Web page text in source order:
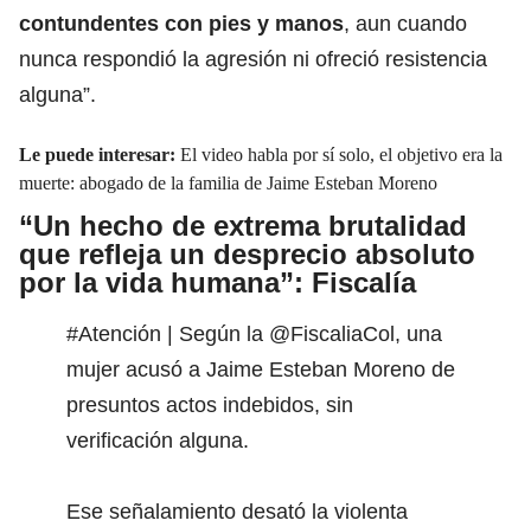
contundentes con pies y manos, aun cuando
nunca respondió la agresión ni ofreció resistencia
alguna”.
Le puede interesar: El video habla por sí solo, el objetivo era la
muerte: abogado de la familia de Jaime Esteban Moreno
“Un hecho de extrema brutalidad
que refleja un desprecio absoluto
por la vida humana”: Fiscalía
#Atención | Según la @FiscaliaCol, una
mujer acusó a Jaime Esteban Moreno de
presuntos actos indebidos, sin
verificación alguna.
Ese señalamiento desató la violenta